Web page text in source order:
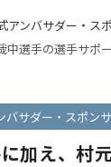
アンバサダー・ス
中選手の選手サポ
バサダー・スポン
加え、村